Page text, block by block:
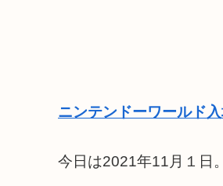
ニンテンドーワールド
今日は2021年11月１日。